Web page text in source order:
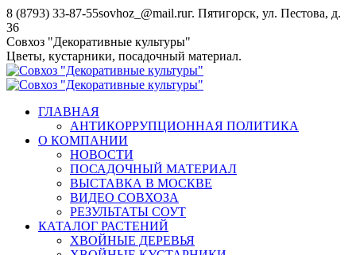
Перейти
к
содержанию
8 (8793) 33-87-55sovhoz_@mail.ruг. Пятигорск, ул. Пестова, д.
36
Совхоз "Декоративные культуры"
Цветы, кустарники, посадочный материал.
ГЛАВНАЯ
АНТИКОРРУПЦИОННАЯ ПОЛИТИКА
О КОМПАНИИ
НОВОСТИ
ПОСАДОЧНЫЙ МАТЕРИАЛ
ВЫСТАВКА В МОСКВЕ
ВИДЕО СОВХОЗА
РЕЗУЛЬТАТЫ СОУТ
КАТАЛОГ РАСТЕНИЙ
ХВОЙНЫЕ ДЕРЕВЬЯ